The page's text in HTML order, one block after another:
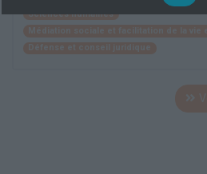
Sciences humaines